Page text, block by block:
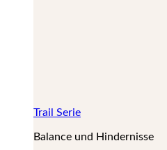
Trail Serie
Balance und Hindernisse